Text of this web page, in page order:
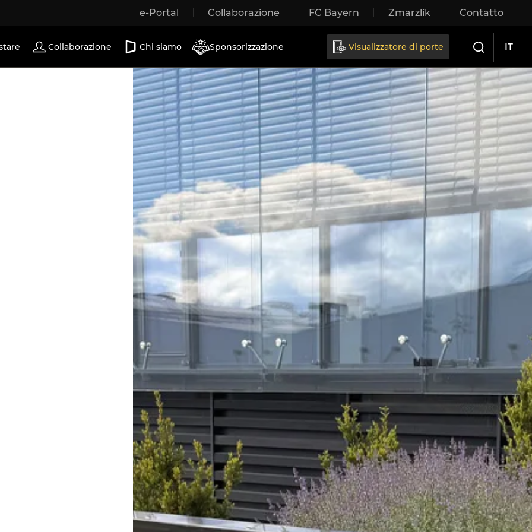
e-Portal Collaborazione FC Bayern Zmarzlik Contatto
Porte scorrevoli
Collaborazione Chi siamo Sponsorizzazione Visualizzatore di porte IT